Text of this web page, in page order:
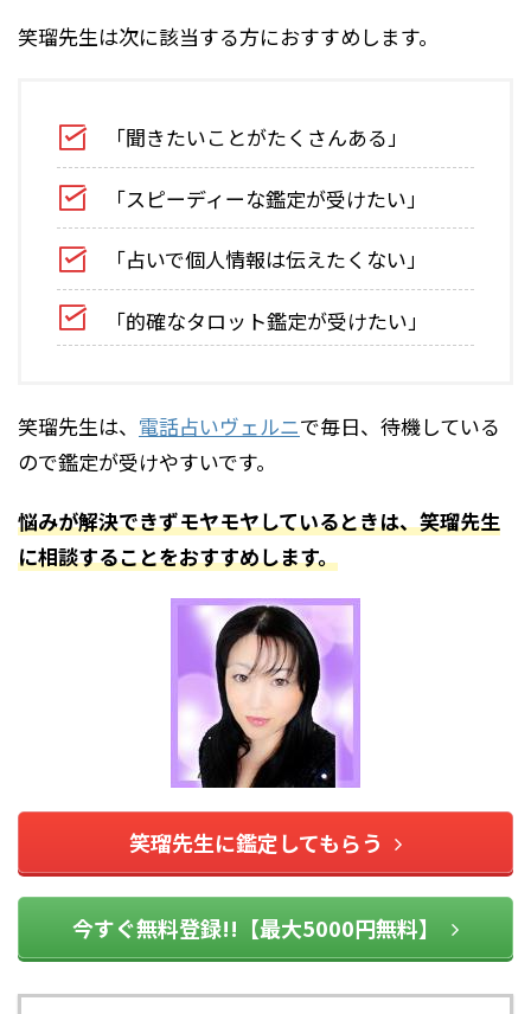
笑瑠先生は次に該当する方におすすめします。
「聞きたいことがたくさんある」
「スピーディーな鑑定が受けたい」
「占いで個人情報は伝えたくない」
「的確なタロット鑑定が受けたい」
笑瑠先生は、 電話占いヴェルニで毎日、待機している
ので鑑定が受けやすいです。
悩みが解決できずモヤモヤしているときは、笑瑠先生
に相談することをおすすめします。
笑瑠先生に鑑定してもらう
今すぐ無料登録!!【最大5000円無料】